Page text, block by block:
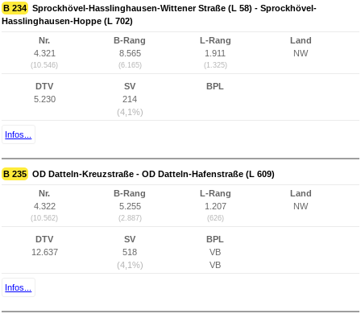
B 234 Sprockhövel-Hasslinghausen-Wittener Straße (L 58) - Sprockhövel-
Hasslinghausen-Hoppe (L 702)
Nr.
4.321
(10.546)
B-Rang
8.565
(6.165)
L-Rang
1.911
(1.325)
Land
NW
DTV
5.230
SV
214
(4,1%)
BPL
Infos...
B 235 OD Datteln-Kreuzstraße - OD Datteln-Hafenstraße (L 609)
Nr.
4.322
(10.562)
B-Rang
5.255
(2.887)
L-Rang
1.207
(626)
Land
NW
DTV
12.637
SV
518
(4,1%)
BPL
VB
VB
Infos...